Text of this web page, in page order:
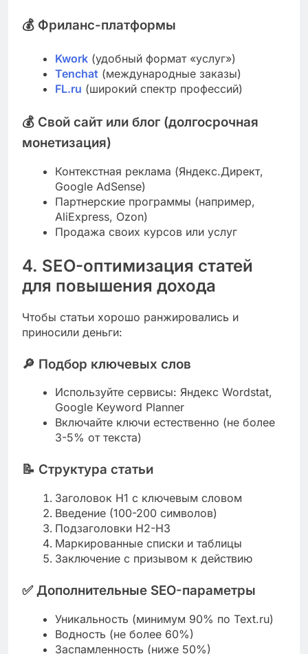
💰 Фриланс-платформы
Kwork (удобный формат «услуг»)
Tenchat (международные заказы)
FL.ru (широкий спектр профессий)
💰 Свой сайт или блог (долгосрочная
монетизация)
Контекстная реклама (Яндекс.Директ,
Google AdSense)
Партнерские программы (например,
AliExpress, Ozon)
Продажа своих курсов или услуг
4. SEO-оптимизация статей
для повышения дохода
Чтобы статьи хорошо ранжировались и
приносили деньги:
🔎 Подбор ключевых слов
Используйте сервисы: Яндекс Wordstat,
Google Keyword Planner
Включайте ключи естественно (не более
3-5% от текста)
📝 Структура статьи
Заголовок H1 с ключевым словом
Введение (100-200 символов)
Подзаголовки H2-H3
Маркированные списки и таблицы
Заключение с призывом к действию
✅Дополнительные SEO-параметры
Уникальность (минимум 90% по Text.ru)
Водность (не более 60%)
Заспамленность (ниже 50%)